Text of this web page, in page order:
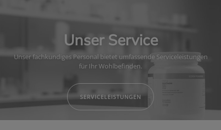
Unser Service
Unser fachkundiges Personal bietet umfassende Serviceleistungen
für Ihr Wohlbefinden.
SERVICELEISTUNGEN